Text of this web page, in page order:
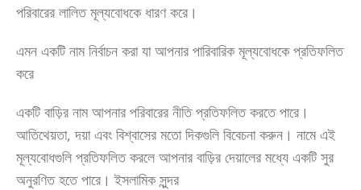
পরিবারের লালিত মূল্যবোধকে ধারণ করে।
এমন একটি নাম নির্বাচন করা যা আপনার পারিবারিক মূল্যবোধকে প্রতিফলিত
করে
একটি বাড়ির নাম আপনার পরিবারের নীতি প্রতিফলিত করতে পারে।
আতিথেয়তা, দয়া এবং বিশ্বাসের মতো দিকগুলি বিবেচনা করুন। নামে এই
মূল্যবোধগুলি প্রতিফলিত করলে আপনার বাড়ির দেয়ালের মধ্যে একটি সুর
অনুরণিত হতে পারে। ইসলামিক সুন্দর